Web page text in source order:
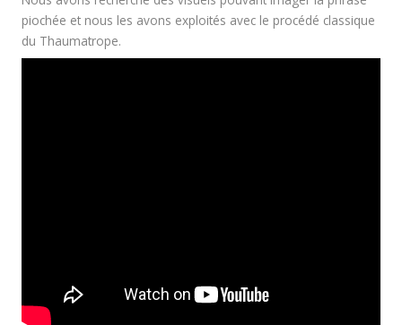
piochée et nous les avons exploités avec le procédé classique
du Thaumatrope.